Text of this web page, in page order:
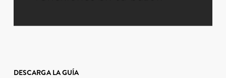
DESCARGA LA GUÍA